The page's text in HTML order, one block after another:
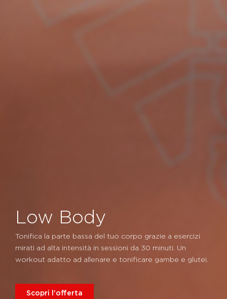
Low Body
Tonifica la parte bassa del tuo corpo grazie a esercizi
mirati ad alta intensità in sessioni da 30 minuti. Un
workout adatto ad allenare e tonificare gambe e glutei.
Scopri l'offerta